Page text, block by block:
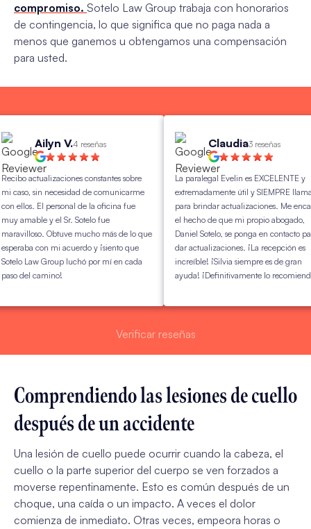
compromiso. Sotelo Law Group trabaja con honorarios
de contingencia, lo que significa que no paga nada a
menos que ganemos u obtengamos una compensación
para usted.
Ailyn V.4 reseñas
actualizaciones constantes sobre
sin necesidad de comunicarme
El personal de la oficina fue
y el Sr. Sotelo fue
Obtuve mucho más de lo que
con mi acuerdo y ¡siento que
Group luchó por mí en cada
camino!
Claudia3 reseñas
La paralegal Evelin es EXCELENTE y
extremadamente útil y SIEMPRE llama
para brindar actualizaciones. Me encanta
el hecho de que mi propio abogado,
Daniel Sotelo, se ponga en contacto para
dar actualizaciones. ¡La recepción es
increíble! ¡Silvia siempre es de gran
ayuda! ¡Definitivamente lo recomiendo!
Verificar reseñas
Comprendiendo las lesiones de cuello
después de un accidente
Una lesión de cuello puede ocurrir cuando la cabeza, el
cuello o la parte superior del cuerpo se ven forzados a
moverse repentinamente. Esto es común después de un
choque, una caída o un impacto. A veces el dolor
comienza de inmediato. Otras veces, empeora horas o